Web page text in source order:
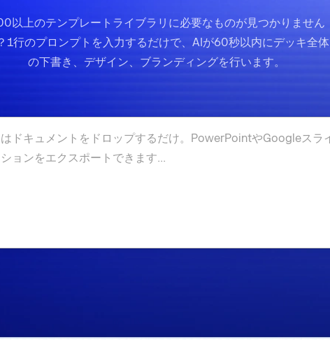
以上のテンプレートライブラリに必要なものが見つかりません
1行のプロンプトを入力するだけで、AIが60秒以内にデッキ全体
の下書き、デザイン、ブランディングを行います。